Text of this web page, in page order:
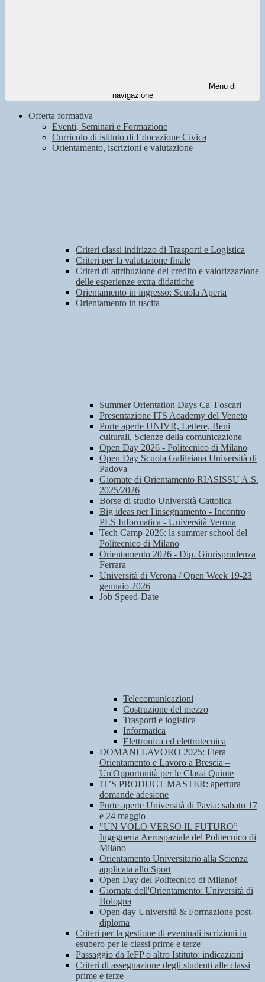
Menu di
navigazione
Offerta formativa
Eventi, Seminari e Formazione
Curricolo di istituto di Educazione Civica
Orientamento, iscrizioni e valutazione
Criteri classi indirizzo di Trasporti e Logistica
Criteri per la valutazione finale
Criteri di attribuzione del credito e valorizzazione
delle esperienze extra didattiche
Orientamento in ingresso: Scuola Aperta
Orientamento in uscita
Summer Orientation Days Ca' Foscari
Presentazione ITS Academy del Veneto
Porte aperte UNIVR, Lettere, Beni
culturali, Scienze della comunicazione
Open Day 2026 - Politecnico di Milano
Open Day Scuola Galileiana Università di
Padova
Giornate di Orientamento RIASISSU A.S.
2025/2026
Borse di studio Università Cattolica
Big ideas per l'insegnamento - Incontro
PLS Informatica - Università Verona
Tech Camp 2026: la summer school del
Politecnico di Milano
Orientamento 2026 - Dip. Giurisprudenza
Ferrara
Università di Verona / Open Week 19-23
gennaio 2026
Job Speed-Date
Telecomunicazioni
Costruzione del mezzo
Trasporti e logistica
Informatica
Elettronica ed elettrotecnica
DOMANI LAVORO 2025: Fiera
Orientamento e Lavoro a Brescia –
Un'Opportunità per le Classi Quinte
IT’S PRODUCT MASTER: apertura
domande adesione
Porte aperte Università di Pavia: sabato 17
e 24 maggio
"UN VOLO VERSO IL FUTURO”
Ingegneria Aerospaziale del Politecnico di
Milano
Orientamento Universitario alla Scienza
applicata allo Sport
Open Day del Politecnico di Milano!
Giornata dell'Orientamento: Università di
Bologna
Open day Università & Formazione post-
diploma
Criteri per la gestione di eventuali iscrizioni in
esubero per le classi prime e terze
Passaggio da IeFP o altro Istituto: indicazioni
Criteri di assegnazione degli studenti alle classi
prime e terze